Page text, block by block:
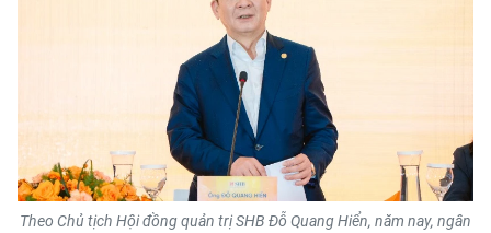
Media Y tế
Media Khoa học - Công nghệ
Theo Chủ tịch Hội đồng quản trị SHB Đỗ Quang Hiển, năm nay, ngân